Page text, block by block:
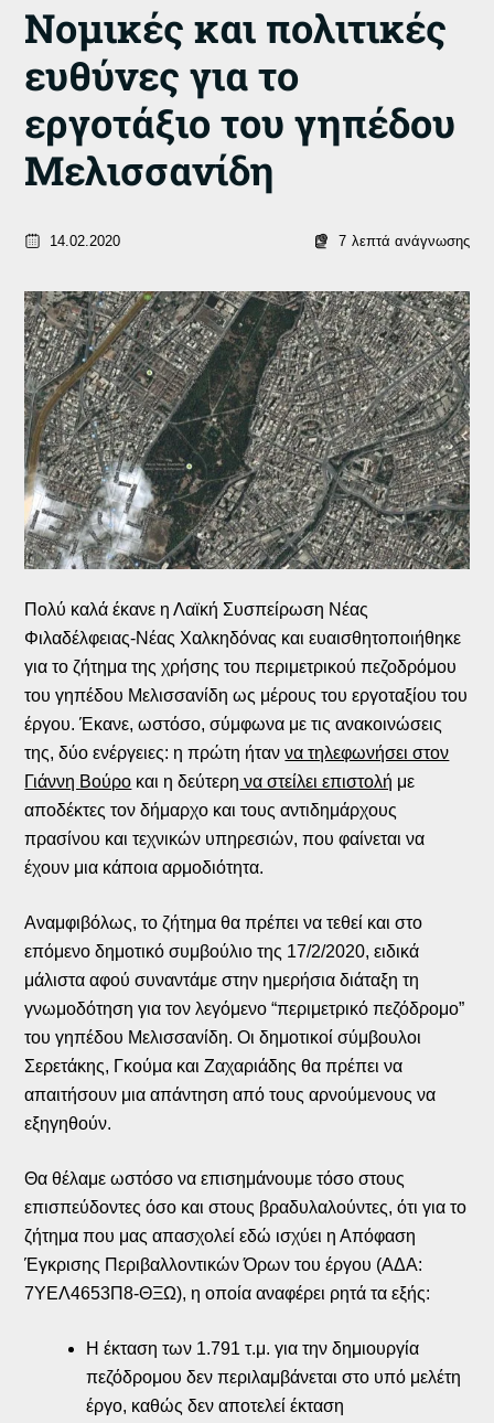
Νομικές και πολιτικές
ευθύνες για το
εργοτάξιο του γηπέδου
Μελισσανίδη
14.02.2020 7 λεπτά ανάγνωσης
Πολύ καλά έκανε η Λαϊκή Συσπείρωση Νέας
Φιλαδέλφειας-Νέας Χαλκηδόνας και ευαισθητοποιήθηκε
για το ζήτημα της χρήσης του περιμετρικού πεζοδρόμου
του γηπέδου Μελισσανίδη ως μέρους του εργοταξίου του
έργου. Έκανε, ωστόσο, σύμφωνα με τις ανακοινώσεις
της, δύο ενέργειες: η πρώτη ήταννα τηλεφωνήσει στον
Γιάννη Βούρο και η δεύτερη να στείλει επιστολή με
αποδέκτες τον δήμαρχο και τους αντιδημάρχους
πρασίνου και τεχνικών υπηρεσιών, που φαίνεται να
έχουν μια κάποια αρμοδιότητα.
Αναμφιβόλως, το ζήτημα θα πρέπει να τεθεί και στο
επόμενο δημοτικό συμβούλιο της 17/2/2020, ειδικά
μάλιστα αφού συναντάμε στην ημερήσια διάταξη τη
γνωμοδότηση για τον λεγόμενο “περιμετρικό πεζόδρομο”
του γηπέδου Μελισσανίδη. Οι δημοτικοί σύμβουλοι
Σερετάκης, Γκούμα και Ζαχαριάδης θα πρέπει να
απαιτήσουν μια απάντηση από τους αρνούμενους να
εξηγηθούν.
Θα θέλαμε ωστόσο να επισημάνουμε τόσο στους
επισπεύδοντες όσο και στους βραδυλαλούντες, ότι για το
ζήτημα που μας απασχολεί εδώ ισχύει η Απόφαση
Έγκρισης Περιβαλλοντικών Όρων του έργου (ΑΔΑ:
7ΥΕΛ4653Π8-ΘΞΩ), η οποία αναφέρει ρητά τα εξής:
Η έκταση των 1.791 τ.μ. για την δημιουργία
πεζόδρομου δεν περιλαμβάνεται στο υπό μελέτη
έργο, καθώς δεν αποτελεί έκταση